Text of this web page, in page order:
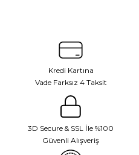
Kredi Kartına
Vade Farksız 4 Taksit
3D Secure & SSL İle %100
Güvenli Alışveriş